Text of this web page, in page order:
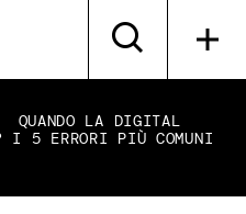
QUANDO LA DIGITAL
I 5 ERRORI PIÙ COMUNI